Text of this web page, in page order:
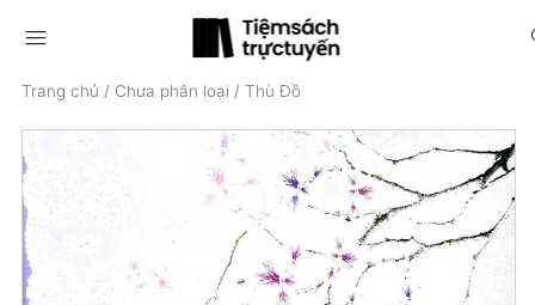
menu
Trang chủ / Chưa phân loại / Thù Đồ